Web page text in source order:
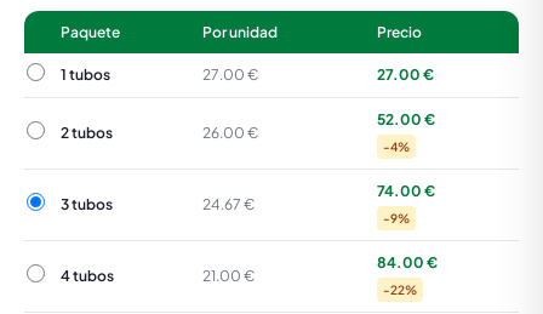
Paquete Por unidad Precio
1 tubos1 tubos 27.00 € 27.00 €
2 tubos2 tubos 26.00 €
52.00 €
-4%
3 tubos3 tubos 24.67 €
74.00 €
-9%
4 tubos4 tubos 21.00 €
84.00 €
-22%